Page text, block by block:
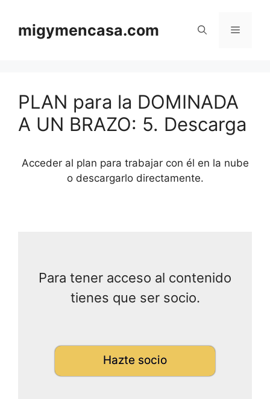
contenido
migymencasa.com Menú
PLAN para la DOMINADA
A UN BRAZO: 5. Descarga
Acceder al plan para trabajar con él en la nube
o descargarlo directamente.
Para tener acceso al contenido
tienes que ser socio.
Hazte socio